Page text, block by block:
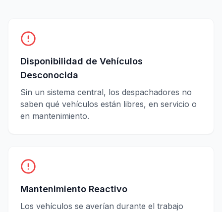
Disponibilidad de Vehículos
Desconocida
Sin un sistema central, los despachadores no
saben qué vehículos están libres, en servicio o
en mantenimiento.
Mantenimiento Reactivo
Los vehículos se averían durante el trabajo